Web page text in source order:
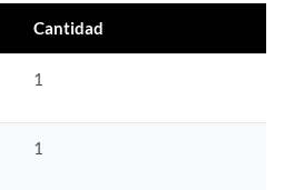
Cantidad
1
1